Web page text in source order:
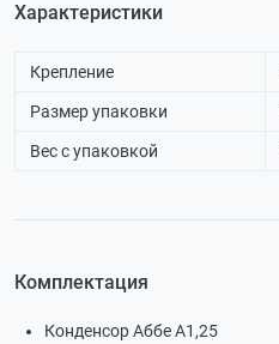
Характеристики
Крепление
Размер упаковки
Вес с упаковкой
Комплектация
Конденсор Аббе А1,25